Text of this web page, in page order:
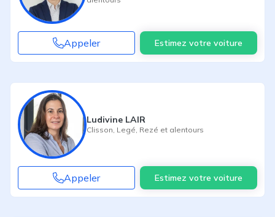
Appeler Estimez votre voiture
Ludivine LAIR
Clisson Legé Rezé et alentours
Appeler Estimez votre voiture